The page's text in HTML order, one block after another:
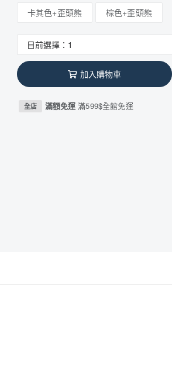
卡其色+歪頭熊 棕色+歪頭熊
加入購物車
全店 滿額免運滿599$全館免運